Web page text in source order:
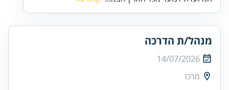
מנהל/ת הדרכה
14/07/2026
מרכז